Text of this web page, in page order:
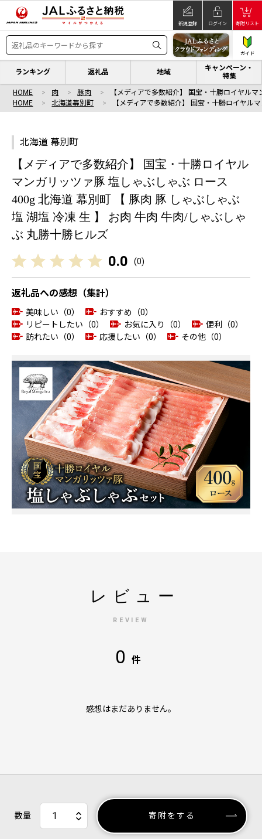
新規登録 ログイン 寄附リスト
ガイド
ランキング 返礼品 地域
キャンペーン・
特集
HOME 肉 豚肉
【メディアで多数紹介】 国宝・十勝ロイヤル
HOME
北海道幕別町 【メディアで多数紹介】 国宝・十勝ロイヤル
北海道 幕別町
【メディアで多数紹介】 国宝・十勝ロイヤル
マンガリッツァ豚 塩しゃぶしゃぶ ロース
400g 北海道 幕別町 【 豚肉 豚 しゃぶしゃぶ
塩 湖塩 冷凍 生 】 お肉 牛肉 牛肉/しゃぶしゃ
ぶ 丸勝十勝ヒルズ
0.0 (0)
返礼品への感想（集計）
美味しい（0）
おすすめ（0）
リピートしたい（0）
お気に入り（0）
便利（0）
訪れたい（0）
応援したい（0） その他（0）
レビュー
REVIEW
0 件
感想はまだありません。
数量 寄附をする